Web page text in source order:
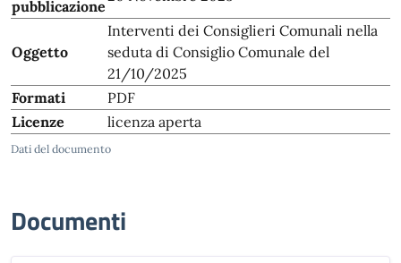
Dati del documento
pubblicazione
Oggetto
Interventi dei Consiglieri Comunali nella
seduta di Consiglio Comunale del
21/10/2025
Formati
PDF
Licenze
licenza aperta
Documenti